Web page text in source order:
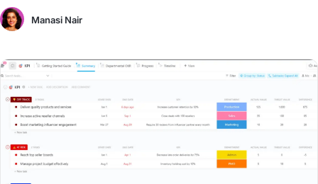
Manasi Nair